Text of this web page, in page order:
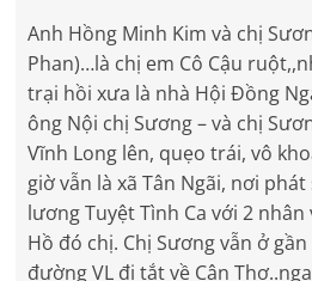
Anh Hồng Minh Kim và chị
Phan)…là chị em Cô Cậu
trại hồi xưa là nhà Hội Đồng
ông Nội chị Sương – và chị
Vĩnh Long lên, quẹo trái, vô
giờ vẫn là xã Tân Ngãi, nơi
lương Tuyệt Tình Ca với 2
Hồ đó chị. Chị Sương vẫn ở
đường VL đi tắt về Cân